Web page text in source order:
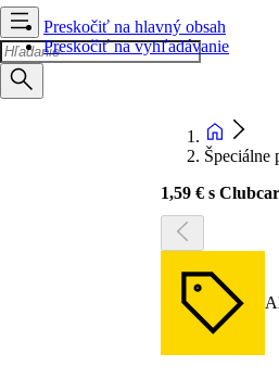
Preskočiť na hlavný obsah
Preskočiť na vyhľadávanie
Špeciálne
1,59 € s